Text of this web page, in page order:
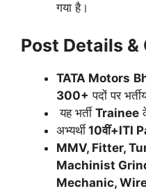
गया है।
Post Details
TATA Motors
300+ पदों पर
यह भर्ती Trainee
अभ्यर्थी 10वीं+ITI
MMV, Fitter,
Machinist
Mechanic,